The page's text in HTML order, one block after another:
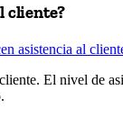
cliente?
asistencia al
El nivel de